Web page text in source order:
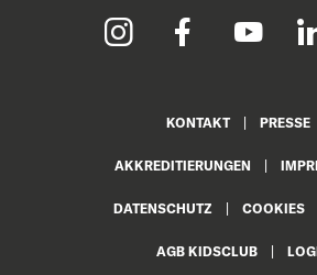
KONTAKT PRESSE
AKKREDITIERUNGEN
DATENSCHUTZ COOKIES
AGB KIDSCLUB